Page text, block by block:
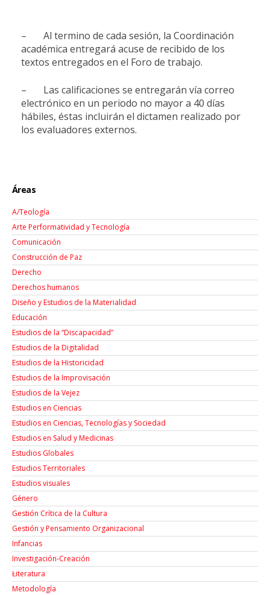
– Al termino de cada sesión, la Coordinación
académica entregará acuse de recibido de los
textos entregados en el Foro de trabajo.
– Las calificaciones se entregarán vía correo
electrónico en un periodo no mayor a 40 días
hábiles, éstas incluirán el dictamen realizado por
los evaluadores externos.
Áreas
A/Teología
Arte Performatividad y Tecnología
Comunicación
Construcción de Paz
Derecho
Derechos humanos
Diseño y Estudios de la Materialidad
Educación
Estudios de la “Discapacidad”
Estudios de la Digitalidad
Estudios de la Historicidad
Estudios de la Improvisación
Estudios de la Vejez
Estudios en Ciencias
Estudios en Ciencias, Tecnologías y Sociedad
Estudios en Salud y Medicinas
Estudios Globales
Estudios Territoriales
Estudios visuales
Género
Gestión Crítica de la Cultura
Gestión y Pensamiento Organizacional
Infancias
Investigación-Creación
Łiteratura
Metodología